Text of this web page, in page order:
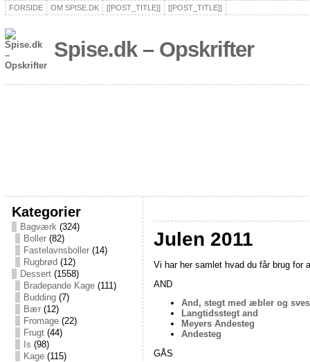
FORSIDE OM SPISE.DK [[POST_TITLE]] [[POST_TITLE]]
Spise.dk – Opskrifter
Kategorier
Bagværk(324)
Boller(82)
Fastelavnsboller(14)
Rugbrød (12)
Dessert(1558)
Bradepande Kage(111)
Budding(7)
Bær(12)
Fromage(22)
Frugt(44)
Is (98)
Kage(115)
Julen 2011
Vi har her samlet hvad du får brug for
AND
And, stegt med æbler og
Langtidsstegt and
Meyers Andesteg
Andesteg
GÅS